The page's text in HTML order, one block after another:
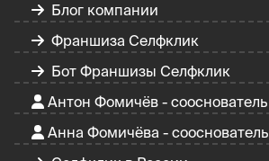
Блог компании
Франшиза Селфклик
Бот Франшизы Селфклик
Антон Фомичёв - сооснователь
Анна Фомичёва - сооснователь